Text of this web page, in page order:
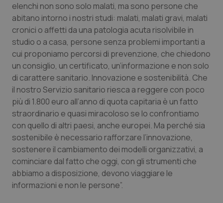
Molise
Piemonte
Provincia Autonoma di Bolzano
Provincia Autonoma di Trento
Puglia
Sardegna
Sicilia
Epatiti
HIV
Infezioni & Febbre
Ipertensione & Scompenso
Malattie rare
Malattia di Crohn & Rettocolite Ulcerosa
Neuroscienze & patologie neurodegenerative
elenchi non sono solo malati, ma sono persone che
abitano intorno i nostri studi: malati, malati gravi, malati
cronici o affetti da una patologia acuta risolvibile in
studio o a casa, persone senza problemi importanti a
cui proponiamo percorsi di prevenzione, che chiedono
un consiglio, un certificato, un’informazione e non solo
di carattere sanitario. Innovazione e sostenibilità. Che
il nostro Servizio sanitario riesca a reggere con poco
più di 1.800 euro all’anno di quota capitaria è un fatto
straordinario e quasi miracoloso se lo confrontiamo
con quello di altri paesi, anche europei. Ma perché sia
sostenibile è necessario rafforzare l’innovazione,
sostenere il cambiamento dei modelli organizzativi, a
cominciare dal fatto che oggi, con gli strumenti che
abbiamo a disposizione, devono viaggiare le
informazioni e non le persone”.